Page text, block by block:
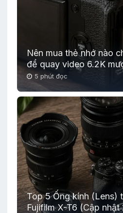
Nên mua thẻ nhớ nào
để quay video 6.2K
5 phút đọc
Top 5 Ống kính (Lens)
Fujifilm X-T6 (Cập nhật